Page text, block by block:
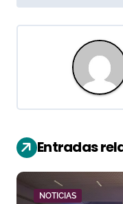
g
i
ó
n
d
Entradas
NOTICIAS